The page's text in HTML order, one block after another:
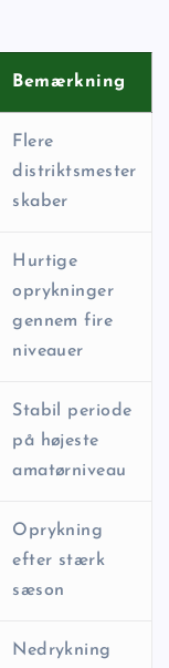
Bemærkning
Flere
distriktsmester
skaber
Hurtige
oprykninger
gennem fire
niveauer
Stabil periode
på højeste
amatørniveau
Oprykning
efter stærk
sæson
Nedrykning